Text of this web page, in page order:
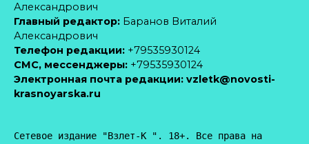
Александрович
Главный редактор: Баранов Виталий
Александрович
Телефон редакции: +79535930124
CМС, мессенджеры: +79535930124
Электронная почта редакции: vzletk@novosti-
krasnoyarska.ru
Сетевое издание "Взлет-К ". 18+. Все права на